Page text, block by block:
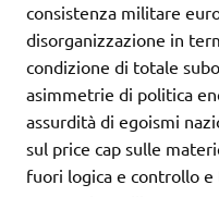
consistenza militare
disorganizzazione in
condizione di totale
asimmetrie di politica
assurdità di egoismi
sul price cap sulle
fuori logica e controllo